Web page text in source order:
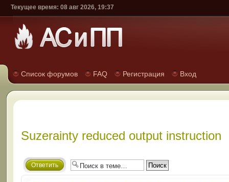
Текущее время: 08 авг 2026, 19:37
Список форумов FAQ Регистрация Вход
Suzerainty reduced output instruction
Ответить